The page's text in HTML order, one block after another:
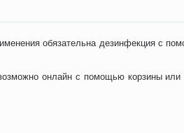
обязательна дезинфекция с
онлайн с помощью корзины